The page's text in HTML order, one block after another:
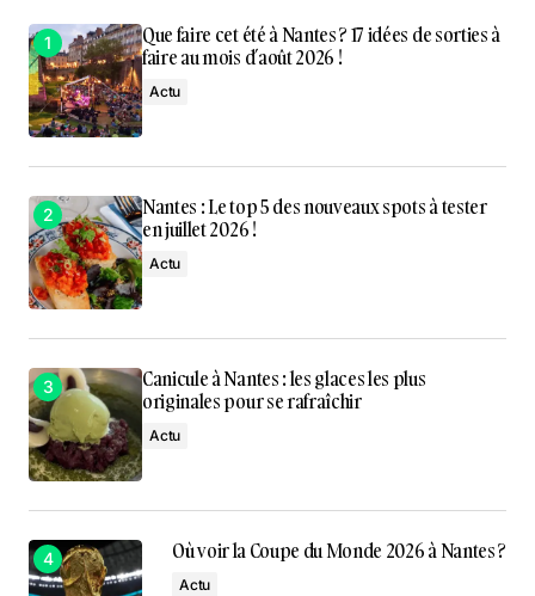
Que faire cet été à Nantes ? 17 idées de sorties à
faire au mois d’août 2026 !
Actu
Nantes : Le top 5 des nouveaux spots à tester
en juillet 2026 !
Actu
Canicule à Nantes : les glaces les plus
originales pour se rafraîchir
Actu
Où voir la Coupe du Monde 2026 à Nantes ?
Actu